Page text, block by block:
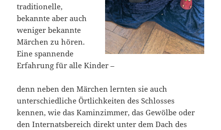
traditionelle,
bekannte aber auch
weniger bekannte
Märchen zu hören.
Eine spannende
Erfahrung für alle Kinder –
denn neben den Märchen lernten sie auch
unterschiedliche Örtlichkeiten des Schlosses
kennen, wie das Kaminzimmer, das Gewölbe oder
den Internatsbereich direkt unter dem Dach des